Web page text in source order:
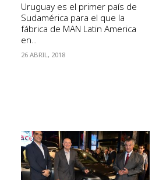
Uruguay es el primer país de
Sudamérica para el que la
fábrica de MAN Latin America
en...
26 ABRIL, 2018
VER NOTA